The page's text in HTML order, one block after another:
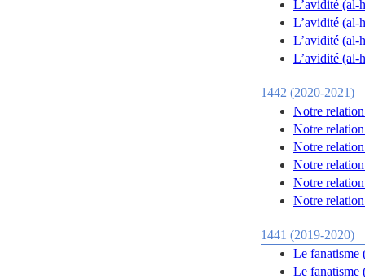
1442 (2020-2021)
Notre
Notre
Notre
Notre
Notre
Notre
1441 (2019-2020)
Le fanatisme
Le fanatisme